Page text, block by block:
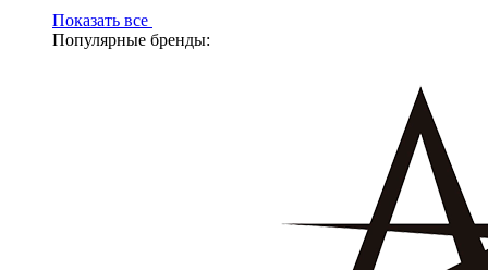
Показать все
Популярные бренды: